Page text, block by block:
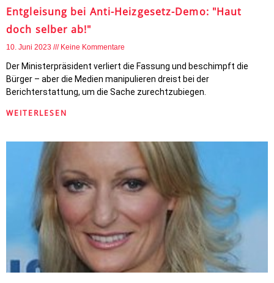
Entgleisung bei Anti-Heizgesetz-Demo: "Haut
doch selber ab!"
10. Juni 2023 Keine Kommentare
Der Ministerpräsident verliert die Fassung und beschimpft die
Bürger – aber die Medien manipulieren dreist bei der
Berichterstattung, um die Sache zurechtzubiegen.
WEITERLESEN